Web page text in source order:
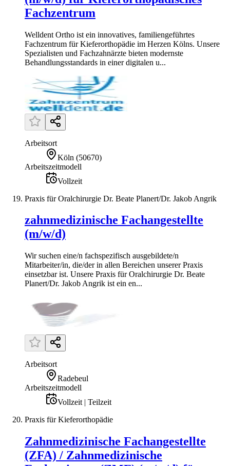
Fachzentrum
Welldent Ortho ist ein innovatives, familiengeführtes
Fachzentrum für Kieferorthopädie im Herzen Kölns. Unsere
Spezialisten und Fachzahnärzte bieten modernste
Behandlungsstandards in einer digitalen u...
Arbeitsort
Köln (50670)
Arbeitszeitmodell
Vollzeit
Praxis für Oralchirurgie Dr. Beate Planert/Dr. Jakob Angrik
zahnmedizinische Fachangestellte
(m/w/d)
Wir suchen eine/n fachspezifisch ausgebildete/n
Mitarbeiter/in, die/der in allen Bereichen unserer Praxis
einsetzbar ist. Unsere Praxis für Oralchirurgie Dr. Beate
Planert/Dr. Jakob Angrik ist ein en...
Arbeitsort
Radebeul
Arbeitszeitmodell
Vollzeit | Teilzeit
Praxis für Kieferorthopädie
Zahnmedizinische Fachangestellte
(ZFA) / Zahnmedizinische